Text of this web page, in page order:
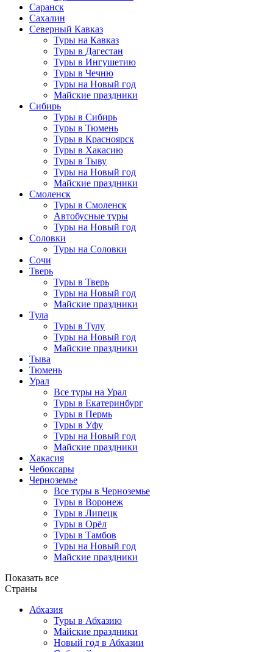
Саранск
Сахалин
Северный Кавказ
Туры на Кавказ
Туры в Дагестан
Туры в Ингушетию
Туры в Чечню
Туры на Новый год
Майские праздники
Сибирь
Туры в Сибирь
Туры в Тюмень
Туры в Красноярск
Туры в Хакасию
Туры в Тыву
Туры на Новый год
Майские праздники
Смоленск
Туры в Смоленск
Автобусные туры
Туры на Новый год
Соловки
Туры на Соловки
Сочи
Тверь
Туры в Тверь
Туры на Новый год
Майские праздники
Тула
Туры в Тулу
Туры на Новый год
Майские праздники
Тыва
Тюмень
Урал
Все туры на Урал
Туры в Екатеринбург
Туры в Пермь
Туры в Уфу
Туры на Новый год
Майские праздники
Хакасия
Чебоксары
Черноземье
Все туры в Черноземье
Туры в Воронеж
Туры в Липецк
Туры в Орёл
Туры в Тамбов
Туры на Новый год
Майские праздники
Показать все
Страны
Абхазия
Туры в Абхазию
Майские праздники
Новый год в Абхазии